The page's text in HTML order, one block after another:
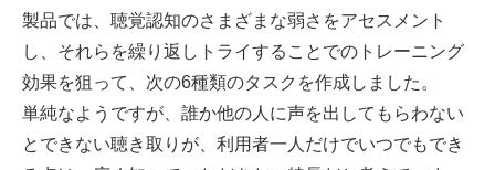
製品では、聴覚認知のさまざまな弱さをアセスメント
し、それらを繰り返しトライすることでのトレーニング
効果を狙って、次の6種類のタスクを作成しました。
単純なようですが、誰か他の人に声を出してもらわない
とできない聴き取りが、利用者一人だけでいつでもでき